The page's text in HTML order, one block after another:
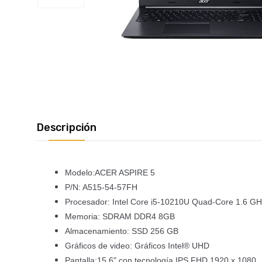
Descripción
Modelo:ACER ASPIRE 5
P/N: A515-54-57FH
Procesador: Intel Core i5-10210U Quad-Core 1.6
Memoria: SDRAM DDR4 8GB
Almacenamiento: SSD 256 GB
Gráficos de video: Gráficos Intel® UHD